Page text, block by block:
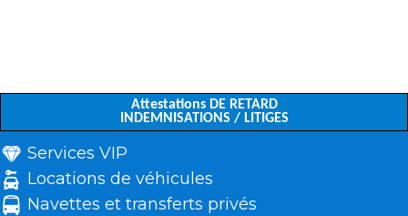
Attestations DE RETARD
INDEMNISATIONS / LITIGES
Services VIP
Locations de véhicules
Navettes et transferts privés